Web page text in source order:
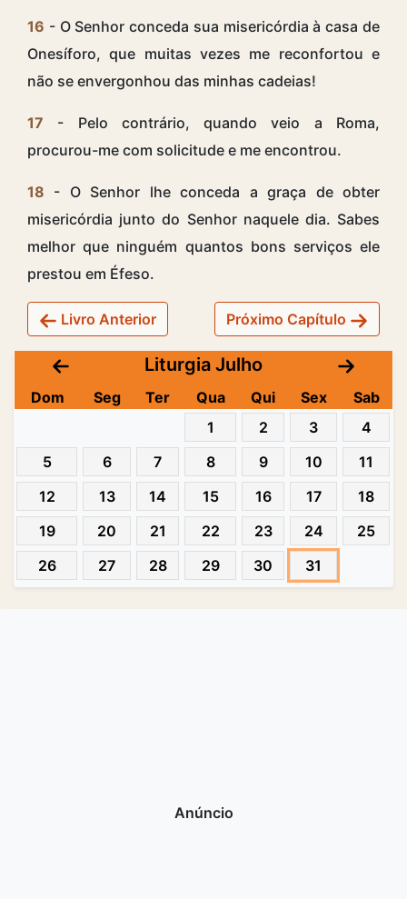
16 - O Senhor conceda sua misericórdia à casa de
Onesíforo, que muitas vezes me reconfortou e
não se envergonhou das minhas cadeias!
17 - Pelo contrário, quando veio a Roma,
procurou-me com solicitude e me encontrou.
18 - O Senhor lhe conceda a graça de obter
misericórdia junto do Senhor naquele dia. Sabes
melhor que ninguém quantos bons serviços ele
prestou em Éfeso.
Livro Anterior Próximo Capítulo
Liturgia Julho
Dom Seg Ter Qua Qui Sex
Sab
1
2 3
4
5
6 7 8 9 10
11
12
13 14 15 16 17
18
19
20 21 22 23 24
25
26
27 28 29 30 31